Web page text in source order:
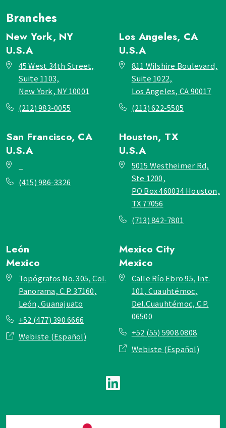
Branches
New York, NY
U.S.A
45 West 34th Street,
Suite 1103,
New York, NY 10001
(212) 983-0055
Los Angeles, CA
U.S.A
811 Wilshire Boulevard,
Suite 1022,
Los Angeles, CA 90017
(213) 622-5505
San Francisco, CA
U.S.A
(415) 986-3326
Houston, TX
U.S.A
5015 Westheimer Rd,
Ste 1200,
PO Box 460034 Houston,
TX 77056
(713) 842-7801
León
Mexico
Topógrafos No. 305, Col.
Panorama, C.P. 37160,
León, Guanajuato
+52 (477) 390 6666
Webiste (Español)
Mexico City
Mexico
Calle Río Ebro 95, Int.
101, Cuauhtémoc,
Del.Cuauhtémoc, C.P.
06500
+52 (55) 5908 0808
Webiste (Español)